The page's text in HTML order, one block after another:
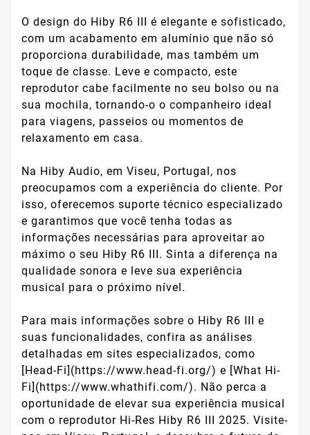
O design do Hiby R6 III é elegante e sofisticado,
com um acabamento em alumínio que não só
proporciona durabilidade, mas também um
toque de classe. Leve e compacto, este
reprodutor cabe facilmente no seu bolso ou na
sua mochila, tornando-o o companheiro ideal
para viagens, passeios ou momentos de
relaxamento em casa.
Na Hiby Audio, em Viseu, Portugal, nos
preocupamos com a experiência do cliente. Por
isso, oferecemos suporte técnico especializado
e garantimos que você tenha todas as
informações necessárias para aproveitar ao
máximo o seu Hiby R6 III. Sinta a diferença na
qualidade sonora e leve sua experiência
musical para o próximo nível.
Para mais informações sobre o Hiby R6 III e
suas funcionalidades, confira as análises
detalhadas em sites especializados, como
[Head-Fi](https://www.head-fi.org/) e [What Hi-
Fi](https://www.whathifi.com/). Não perca a
oportunidade de elevar sua experiência musical
com o reprodutor Hi-Res Hiby R6 III 2025. Visite-